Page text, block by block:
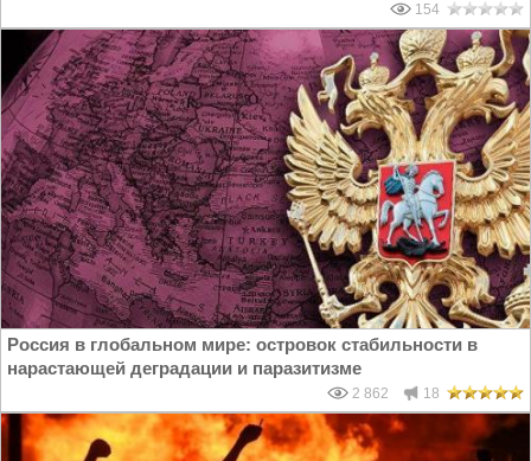
154
Россия в глобальном мире: островок стабильности в
нарастающей деградации и паразитизме
2 862 18